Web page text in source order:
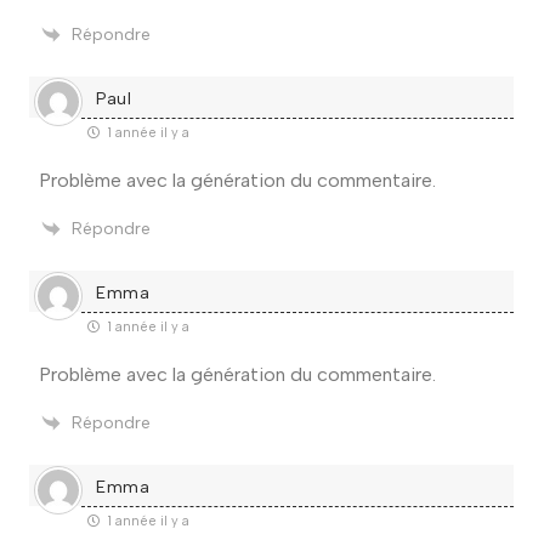
Répondre
Paul
1 année il y a
Problème avec la génération du commentaire.
Répondre
Emma
1 année il y a
Problème avec la génération du commentaire.
Répondre
Emma
1 année il y a